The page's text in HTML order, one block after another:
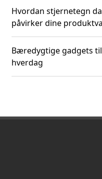
Hvordan stjernetegn
påvirker dine
Bæredygtige gadgets
hverdag